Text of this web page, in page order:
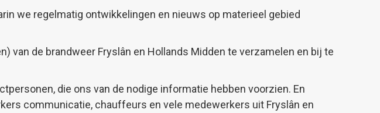
we regelmatig ontwikkelingen en nieuws op materieel gebied
van de brandweer Fryslân en Hollands Midden te verzamelen en bij te
die ons van de nodige informatie hebben voorzien. En
communicatie, chauffeurs en vele medewerkers uit Fryslân en